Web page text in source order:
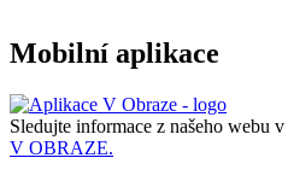
Mobilní aplikace
Sledujte informace z našeho webu v
V OBRAZE.